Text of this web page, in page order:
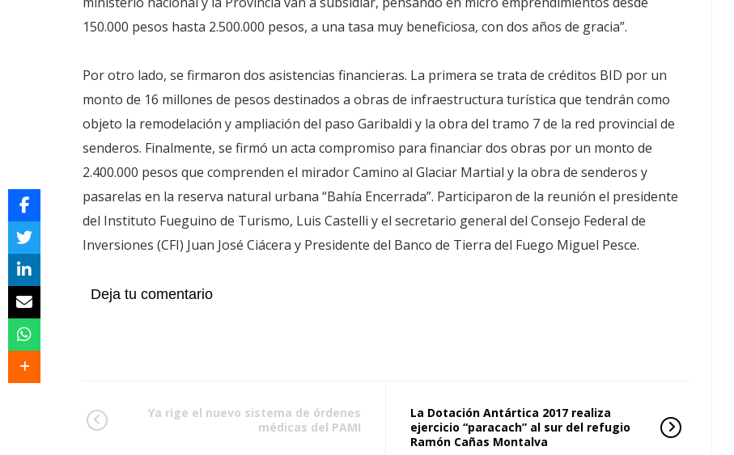
150.000 pesos hasta 2.500.000 pesos, a una tasa muy beneficiosa, con dos años de gracia”.
Por otro lado, se firmaron dos asistencias financieras. La primera se trata de créditos BID por un
monto de 16 millones de pesos destinados a obras de infraestructura turística que tendrán como
objeto la remodelación y ampliación del paso Garibaldi y la obra del tramo 7 de la red provincial de
senderos. Finalmente, se firmó un acta compromiso para financiar dos obras por un monto de
2.400.000 pesos que comprenden el mirador Camino al Glaciar Martial y la obra de senderos y
pasarelas en la reserva natural urbana “Bahía Encerrada”. Participaron de la reunión el presidente
del Instituto Fueguino de Turismo, Luis Castelli y el secretario general del Consejo Federal de
Inversiones (CFI) Juan José Ciácera y Presidente del Banco de Tierra del Fuego Miguel Pesce.
Deja tu comentario
Ya rige el nuevo sistema de órdenes
médicas del PAMI
La Dotación Antártica 2017 realiza
ejercicio “paracach” al sur del refugio
Ramón Cañas Montalva